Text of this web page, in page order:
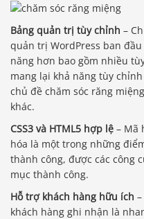
Bảng quản trị tùy chỉnh –
quản trị WordPress ban
năng hơn bao gồm nhiều
mang lại khả năng tùy
chủ đề chăm sóc răng
khác.
CSS3 và HTML5 hợp lệ – Mã
hóa là một trong những
thành công, được các công
mục thành công.
Hỗ trợ khách hàng hữu ích
khách hàng ghi nhận là